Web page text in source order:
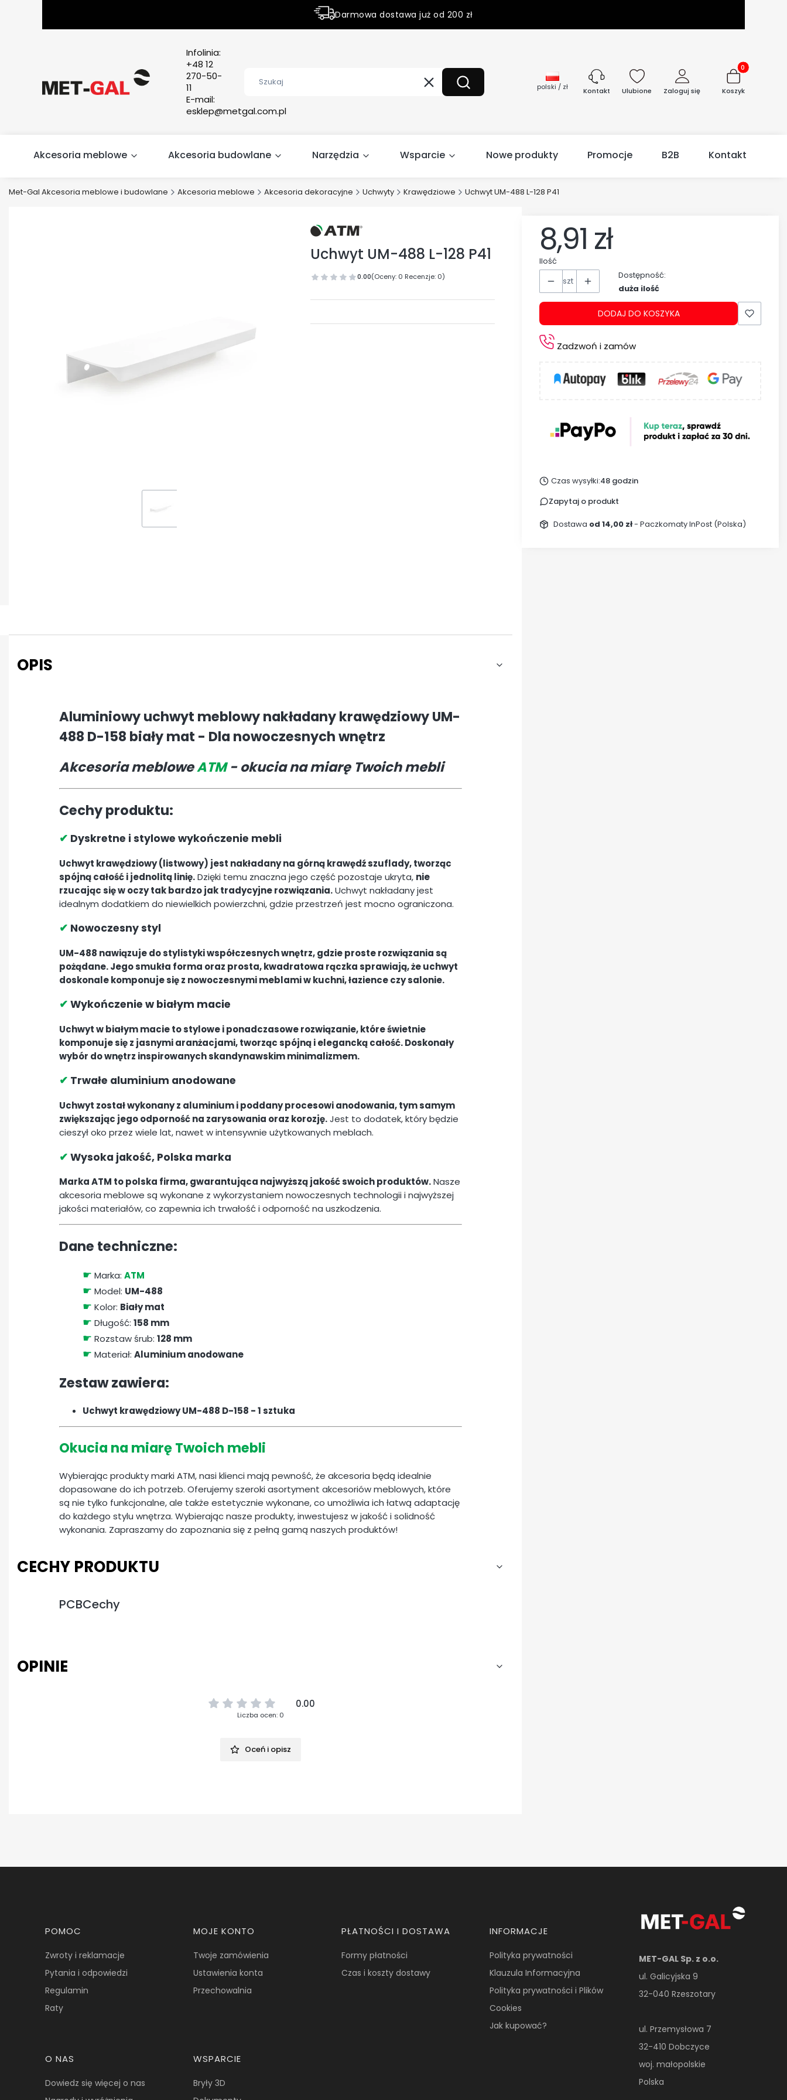
Darmowa dostawa już od 200 zł
Infolinia:
+48 12
270-50-
11
E-mail:
esklep@metgal.com.pl
WyczyśćSzukaj polski / zł Kontakt Ulubione Zaloguj się
Produkty w
Koszyk
Akcesoria meblowe Akcesoria budowlane Narzędzia Wsparcie Nowe produkty Promocje B2B Kontakt
Met-Gal Akcesoria meblowe i budowlane Akcesoria meblowe Akcesoria dekoracyjne Uchwyty Krawędziowe Uchwyt UM-488 L-128 P41
Uchwyt UM-488 L-128 P41
0.00(Oceny: 0 Recenzje: 0)
OPIS
Aluminiowy uchwyt meblowy nakładany krawędziowy UM-
488 D-158 biały mat - Dla nowoczesnych wnętrz
Akcesoria mebloweATM- okucia na miarę Twoich mebli
Cechy produktu:
✔ Dyskretne i stylowe wykończenie mebli
Uchwyt krawędziowy (listwowy) jest nakładany na górną krawędź szuflady, tworząc
spójną całość i jednolitą linię.Dzięki temu znaczna jego część pozostaje ukryta, nie
rzucając się w oczy tak bardzo jak tradycyjne rozwiązania.Uchwyt nakładany jest
idealnym dodatkiem do niewielkich powierzchni, gdzie przestrzeń jest mocno ograniczona.
✔ Nowoczesny styl
UM-488 nawiązuje do stylistyki współczesnych wnętrz, gdzie proste rozwiązania są
pożądane. Jego smukła forma oraz prosta, kwadratowa rączka sprawiają, że uchwyt
doskonale komponuje się z nowoczesnymi meblami w kuchni, łazience czy salonie.
✔ Wykończenie w białym macie
Uchwyt w białym macie to stylowe i ponadczasowe rozwiązanie, które świetnie
komponuje się z jasnymi aranżacjami, tworząc spójną i elegancką całość. Doskonały
wybór do wnętrz inspirowanych skandynawskim minimalizmem.
✔ Trwałe aluminium anodowane
Uchwyt został wykonany z aluminium i poddany procesowi anodowania, tym samym
zwiększając jego odporność na zarysowania oraz korozję.Jest to dodatek, który będzie
cieszył oko przez wiele lat, nawet w intensywnie użytkowanych meblach.
✔ Wysoka jakość, Polska marka
Marka ATM to polska firma, gwarantująca najwyższą jakość swoich produktów.Nasze
akcesoria meblowe są wykonane z wykorzystaniem nowoczesnych technologii i najwyższej
jakości materiałów, co zapewnia ich trwałość i odporność na uszkodzenia.
Dane techniczne:
☛ Marka: ATM
☛ Model: UM-488
☛ Kolor: Biały mat
☛ Długość: 158 mm
☛ Rozstaw śrub: 128 mm
☛ Materiał: Aluminium anodowane
Zestaw zawiera:
Uchwyt krawędziowy UM-488 D-158 - 1 sztuka
Okucia na miarę Twoich mebli
Wybierając produkty marki ATM, nasi klienci mają pewność, że akcesoria będą idealnie
dopasowane do ich potrzeb. Oferujemy szeroki asortyment akcesoriów meblowych, które
są nie tylko funkcjonalne, ale także estetycznie wykonane, co umożliwia ich łatwą adaptację
do każdego stylu wnętrza. Wybierając nasze produkty, inwestujesz w jakość i solidność
wykonania. Zapraszamy do zapoznania się z pełną gamą naszych produktów!
CECHY PRODUKTU
PCBCechy
OPINIE
0.00
Liczba ocen: 0
Oceń i opisz
8,91 zł
Ilość
szt
Dostępność:
duża ilość
DODAJ DO KOSZYKA
Zadzwoń i zamów
Czas wysyłki:48 godzin
Zapytaj o produkt
Dostawa od 14,00 zł- Paczkomaty InPost (Polska)
Linki w stopce
POMOC
Zwroty i reklamacje
Pytania i odpowiedzi
Regulamin
Raty
MOJE KONTO
Twoje zamówienia
Ustawienia konta
Przechowalnia
PŁATNOŚCI I DOSTAWA
Formy płatności
Czas i koszty dostawy
INFORMACJE
Polityka prywatności
Klauzula Informacyjna
Polityka prywatności i Plików
Cookies
Jak kupować?
O NAS
Dowiedz się więcej o nas
WSPARCIE
Bryły 3D
MET-GAL Sp. z o.o.
ul. Galicyjska 9
32-040 Rzeszotary
ul. Przemysłowa 7
32-410 Dobczyce
woj. małopolskie
Polska